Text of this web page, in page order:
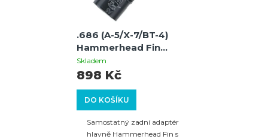
.686 (A-5/X-7/BT-4)
Hammerhead Fin
adaptér hlavně
Skladem
DO KOŠÍKU
898 Kč
Samostatný zadní adaptér
hlavně Hammerhead Fin s